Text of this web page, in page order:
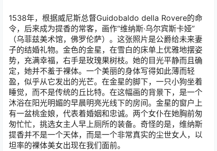
1538年，根据威尼斯总督Guidobaldo della Rovere的命
令，后来成为提香的常客，画作“维纳斯·乌尔宾斯卡娅”
（乌菲兹美术馆，佛罗伦萨）。这张照片是公爵给未来妻
子的结婚礼物。金色的金星，在雪白的床单上优雅地摆姿
势，充满幸福，右手是玫瑰果树枝。她的目光平静而且确
定，她并不羞于裸体。一个美丽的身体写得如此薄而轻
盈，似乎从它发出的光芒。在金星的脚下，一只小狗坐着
睡觉，而不是传统的丘比特。在这幅画的背景下，是一个
沐浴在阳光明媚的早晨明亮光线下的房间。金星的窗户上
有一盆桃金娘，代表着婚姻和忠诚。两个女仆在她胸前匆
匆忙忙，挑选女主人早上厕所的装备。奇怪的是，维纳斯
提香并不是一个天体，而是一个非常真实的尘世女人，以
坦率的裸体美女出现在我们面前。